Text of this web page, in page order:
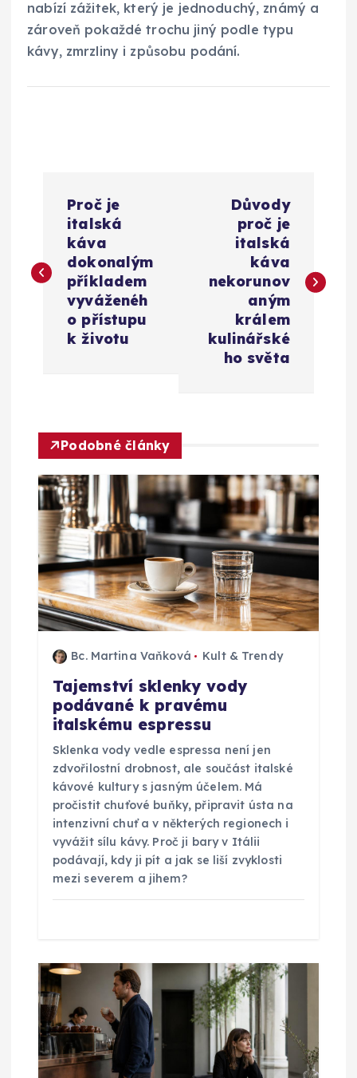
nabízí zážitek, který je jednoduchý, známý a
zároveň pokaždé trochu jiný podle typu
kávy, zmrzliny i způsobu podání.
v
c
e
p
r
o
p
Proč je
italská
káva
dokonalým
příkladem
vyváženéh
o přístupu
k životu
Důvody
proč je
italská
káva
nekorunov
aným
králem
kulinářské
ho světa
Podobné články
Bc. Martina Vaňková Kult & Trendy
Tajemství sklenky vody
podávané k pravému
italskému espressu
Sklenka vody vedle espressa není jen
zdvořilostní drobnost, ale součást italské
kávové kultury s jasným účelem. Má
pročistit chuťové buňky, připravit ústa na
intenzivní chuť a v některých regionech i
vyvážit sílu kávy. Proč ji bary v Itálii
podávají, kdy ji pít a jak se liší zvyklosti
mezi severem a jihem?